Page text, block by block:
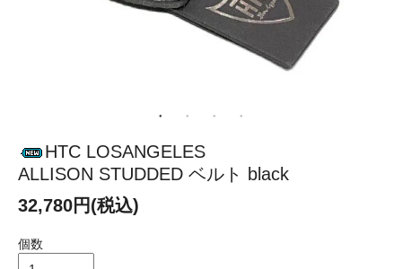
HTC LOSANGELES
ALLISON STUDDED ベルト black
32,780円(税込)
個数